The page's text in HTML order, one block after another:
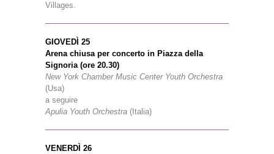
Villages.
GIOVEDÌ 25
Arena chiusa per concerto in Piazza della
Signoria (ore 20.30)
New York Chamber Music Center Youth Orchestra
(Usa)
a seguire
Apulia Youth Orchestra (Italia)
VENERDÌ 26